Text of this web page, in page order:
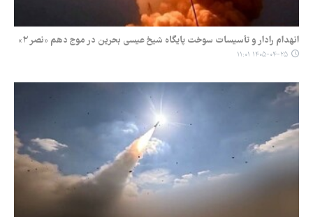
انهدام رادار و تأسیسات سوخت پایگاه شیخ عیسی بحرین در موج دهم «نصر ۲»
۱۴۰۵-۰۴-۲۵ ۱۱:۰۱